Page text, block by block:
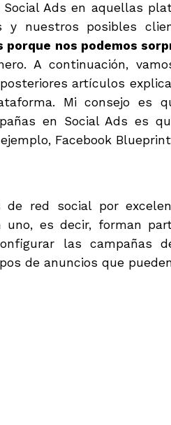
Ads en aquellas
nuestros posibles
nos podemos
A continuación,
artículos
Mi consejo es
en Social Ads es
Facebook
red social por
uno, es decir, forman
las campañas
de anuncios que